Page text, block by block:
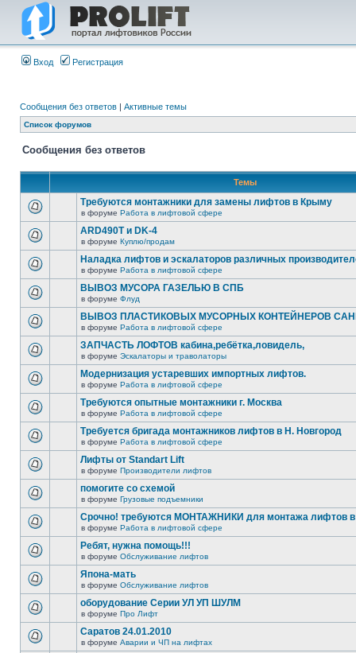
Вход Регистрация
Сообщения без ответов | Активные темы
Список форумов
Сообщения без ответов
Темы
Требуются монтажники для замены лифтов в Крыму
в форуме Работа в лифтовой сфере
ARD490T и DK-4
в форуме Куплю/продам
Наладка лифтов и эскалаторов различных
в форуме Работа в лифтовой сфере
ВЫВОЗ МУСОРА ГАЗЕЛЬЮ В СПБ
в форуме Флуд
ВЫВОЗ ПЛАСТИКОВЫХ МУСОРНЫХ КОНТЕЙНЕРОВ
в форуме Работа в лифтовой сфере
ЗАПЧАСТЬ ЛОФТОВ кабина,ребётка,ловидель,
в форуме Эскалаторы и траволаторы
Модернизация устаревших импортных лифтов.
в форуме Работа в лифтовой сфере
Требуются опытные монтажники г. Москва
в форуме Работа в лифтовой сфере
Требуется бригада монтажников лифтов в Н. Новгород
в форуме Работа в лифтовой сфере
Лифты от Standart Lift
в форуме Производители лифтов
помогите со схемой
в форуме Грузовые подъемники
Срочно! требуются МОНТАЖНИКИ для монтажа лифтов в
в форуме Работа в лифтовой сфере
Ребят, нужна помощь!!!
в форуме Обслуживание лифтов
Япона-мать
в форуме Обслуживание лифтов
оборудование Серии УЛ УП ШУЛМ
в форуме Про Лифт
Саратов 24.01.2010
в форуме Аварии и ЧП на лифтах